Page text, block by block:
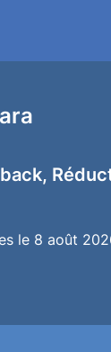
le 8 août